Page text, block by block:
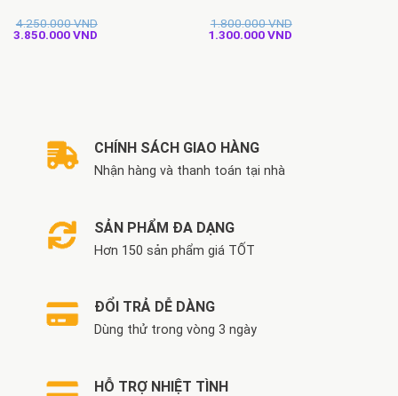
4.250.000VND
Giá
3.850.000VNDGiá
1.800.000VND
Giá
1.300.000VNDGiá
CHÍNH SÁCH GIAO HÀNG
Nhận hàng và thanh toán tại nhà
SẢN PHẨM ĐA DẠNG
Hơn 150 sản phẩm giá TỐT
ĐỔI TRẢ DỄ DÀNG
Dùng thử trong vòng 3 ngày
HỖ TRỢ NHIỆT TÌNH